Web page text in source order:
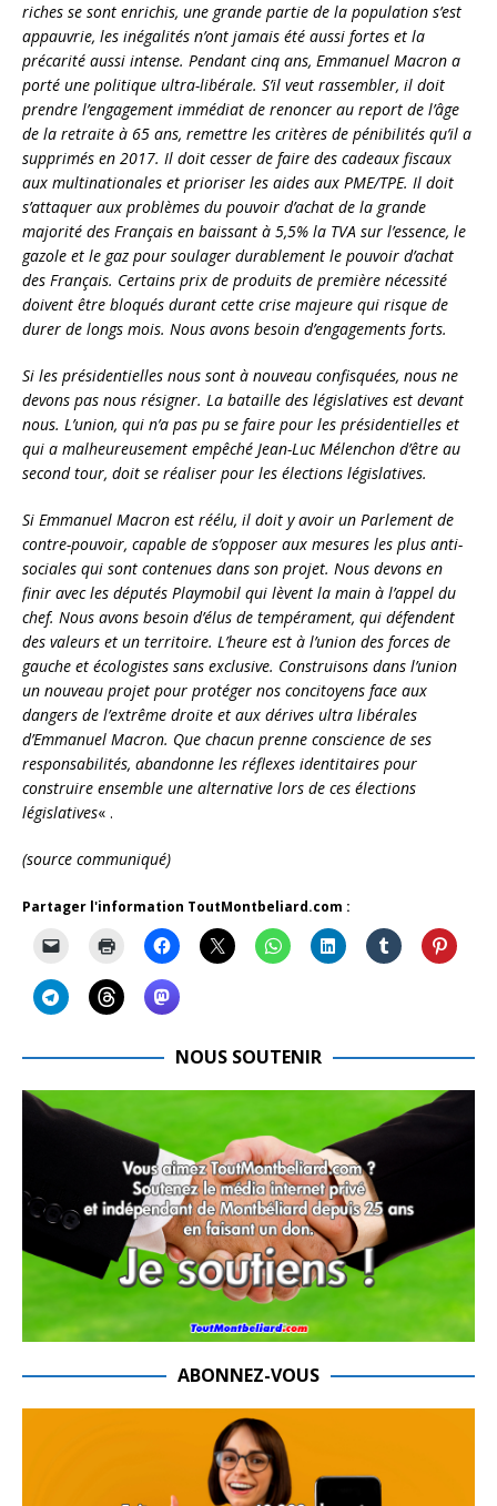
riches se sont enrichis, une grande partie de la population s’est
appauvrie, les inégalités n’ont jamais été aussi fortes et la
précarité aussi intense. Pendant cinq ans, Emmanuel Macron a
porté une politique ultra-libérale. S’il veut rassembler, il doit
prendre l’engagement immédiat de renoncer au report de l’âge
de la retraite à 65 ans, remettre les critères de pénibilités qu’il a
supprimés en 2017. Il doit cesser de faire des cadeaux fiscaux
aux multinationales et prioriser les aides aux PME/TPE. Il doit
s’attaquer aux problèmes du pouvoir d’achat de la grande
majorité des Français en baissant à 5,5% la TVA sur l’essence, le
gazole et le gaz pour soulager durablement le pouvoir d’achat
des Français. Certains prix de produits de première nécessité
doivent être bloqués durant cette crise majeure qui risque de
durer de longs mois. Nous avons besoin d’engagements forts.
Si les présidentielles nous sont à nouveau confisquées, nous ne
devons pas nous résigner. La bataille des législatives est devant
nous. L’union, qui n’a pas pu se faire pour les présidentielles et
qui a malheureusement empêché Jean-Luc Mélenchon d’être au
second tour, doit se réaliser pour les élections législatives.
Si Emmanuel Macron est réélu, il doit y avoir un Parlement de
contre-pouvoir, capable de s’opposer aux mesures les plus anti-
sociales qui sont contenues dans son projet. Nous devons en
finir avec les députés Playmobil qui lèvent la main à l’appel du
chef. Nous avons besoin d’élus de tempérament, qui défendent
des valeurs et un territoire. L’heure est à l’union des forces de
gauche et écologistes sans exclusive. Construisons dans l’union
un nouveau projet pour protéger nos concitoyens face aux
dangers de l’extrême droite et aux dérives ultra libérales
d’Emmanuel Macron. Que chacun prenne conscience de ses
responsabilités, abandonne les réflexes identitaires pour
construire ensemble une alternative lors de ces élections
législatives« .
(source communiqué)
Partager l'information ToutMontbeliard.com :
NOUS SOUTENIR
ABONNEZ-VOUS